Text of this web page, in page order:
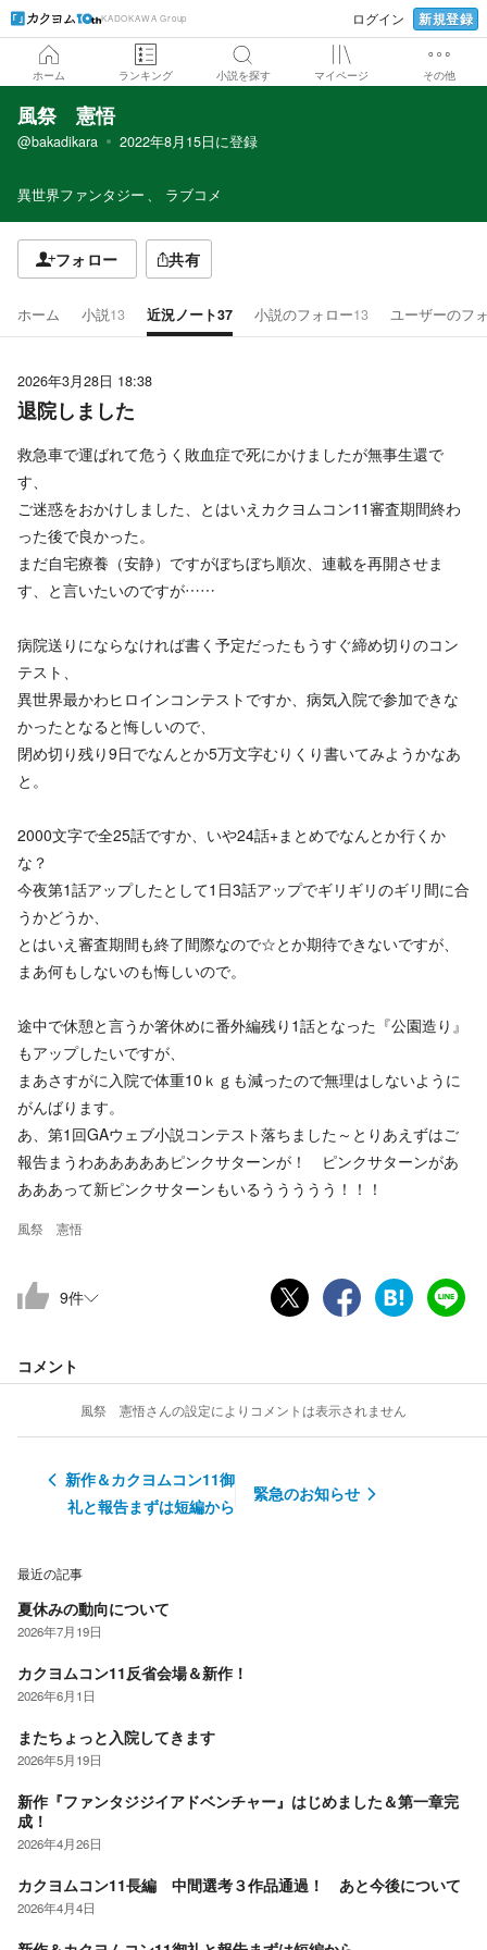
KADOKAWA Group ログイン 新規登録
ホーム ランキング 小説を探す マイページ その他
風祭 憲悟
@bakadikara 2022年8月15日に登録
異世界ファンタジー ラブコメ
フォロー 共有
ホーム 小説13 近況ノート37 小説のフォロー13 ユーザーのフ
2026年3月28日 18:38
退院しました
救急車で運ばれて危うく敗血症で死にかけましたが無事生還で
す、
ご迷惑をおかけしました、とはいえカクヨムコン11審査期間終わ
った後で良かった。
まだ自宅療養（安静）ですがぼちぼち順次、連載を再開させま
す、と言いたいのですが……
病院送りにならなければ書く予定だったもうすぐ締め切りのコン
テスト、
異世界最かわヒロインコンテストですか、病気入院で参加できな
かったとなると悔しいので、
閉め切り残り9日でなんとか5万文字むりくり書いてみようかなあ
と。
2000文字で全25話ですか、いや24話+まとめでなんとか行くか
な？
今夜第1話アップしたとして1日3話アップでギリギリのギリ間に合
うかどうか、
とはいえ審査期間も終了間際なので☆とか期待できないですが、
まあ何もしないのも悔しいので。
途中で休憩と言うか箸休めに番外編残り1話となった『公園造り』
もアップしたいですが、
まあさすがに入院で体重10ｋｇも減ったので無理はしないように
がんばります。
あ、第1回GAウェブ小説コンテスト落ちました～とりあえずはご
報告まうわあああああピンクサターンが！ ピンクサターンがあ
あああって新ピンクサターンもいるううううう！！！
風祭 憲悟
9件
コメント
風祭 憲悟さんの設定によりコメントは表示されません
新作＆カクヨムコン11御
礼と報告まずは短編から
緊急のお知らせ
最近の記事
夏休みの動向について
2026年7月19日
カクヨムコン11反省会場＆新作！
2026年6月1日
またちょっと入院してきます
2026年5月19日
新作『ファンタジジイアドベンチャー』はじめました＆第一章完
成！
2026年4月26日
カクヨムコン11長編 中間選考３作品通過！ あと今後について
2026年4月4日